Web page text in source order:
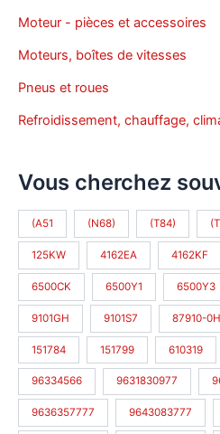
Moteur - pièces et accessoires
Moteurs, boîtes de vitesses
Pneus et roues
Refroidissement, chauffage,
Vous cherchez
(A51 (N68) (T84)
125KW 4162EA 4162KF
6500CK 6500Y1 6500Y3
9101GH 9101S7 87910-
151784 151799 610319
96334566 9631830977
9636357777 9643083777